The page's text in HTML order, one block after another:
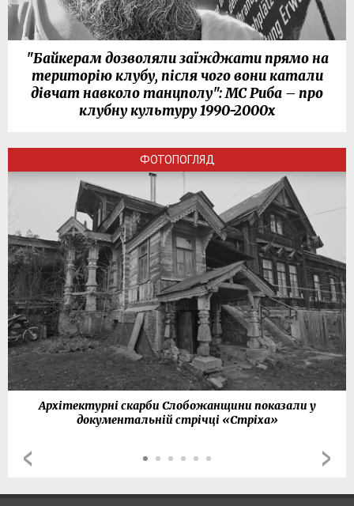
"Байкерам дозволяли заїжджати прямо на
територію клубу, після чого вони катали
дівчат навколо танцполу": МС Риба – про
клубну культуру 1990-2000х
ФОТОПОГЛЯД
Архітектурні скарби Слобожанщини показали у
документальній стрічці «Стріха»